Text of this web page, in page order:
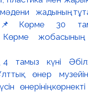
тамыз күні
өнер
өнерінің көрнекті